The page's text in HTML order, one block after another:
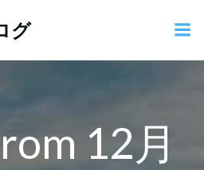
ン
ン
キ
ッ
グ
12月